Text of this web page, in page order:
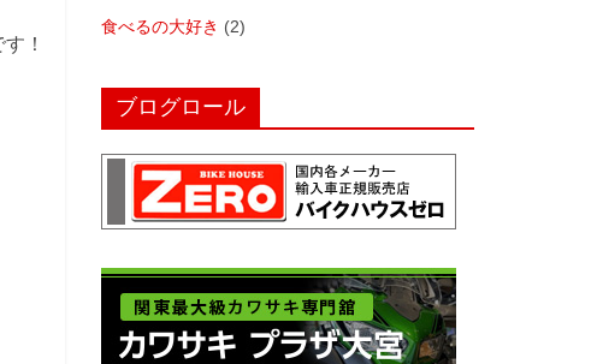
！
食べるの大好き (2)
ブログロール